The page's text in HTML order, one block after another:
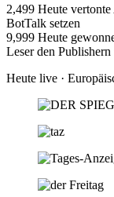
2,499 Heute
BotTalk setzen
9,999 Heute
Leser den
Heute live ·